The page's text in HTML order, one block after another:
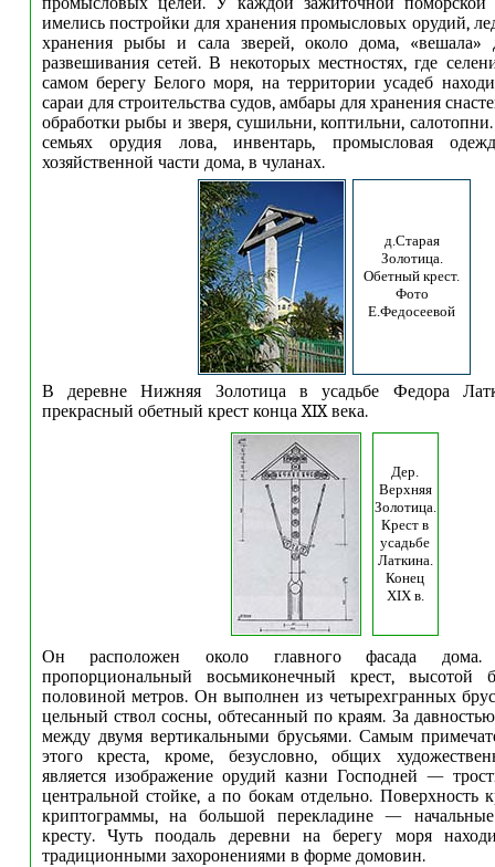
имелись постройки для хранения промысловых орудий,
хранения рыбы и сала зверей, около дома,
развешивания сетей. В некоторых местностях, где
самом берегу Белого моря, на территории усадеб
сараи для строительства судов, амбары для хранения
обработки рыбы и зверя, сушильни, коптильни,
семьях орудия лова, инвентарь, промысловая
хозяйственной части дома, в чуланах.
д.Старая
Золотица.
Обетный крест.
Фото
Е.Федосеевой
В деревне Нижняя Золотица в усадьбе Федора
прекрасный обетный крест конца XIX века.
Дер.
Верхняя
Золотица.
Крест в
усадьбе
Латкина.
Конец
XIX в.
Он расположен около главного фасада
пропорциональный восьмиконечный крест, высотой
половиной метров. Он выполнен из четырехгранных
цельный ствол сосны, обтесанный по краям. За
между двумя вертикальными брусьями. Самым
этого креста, кроме, безусловно, общих
является изображение орудий казни Господней —
центральной стойке, а по бокам отдельно. Поверхность
криптограммы, на большой перекладине —
кресту. Чуть поодаль деревни на берегу моря
традиционными захоронениями в форме домовин.